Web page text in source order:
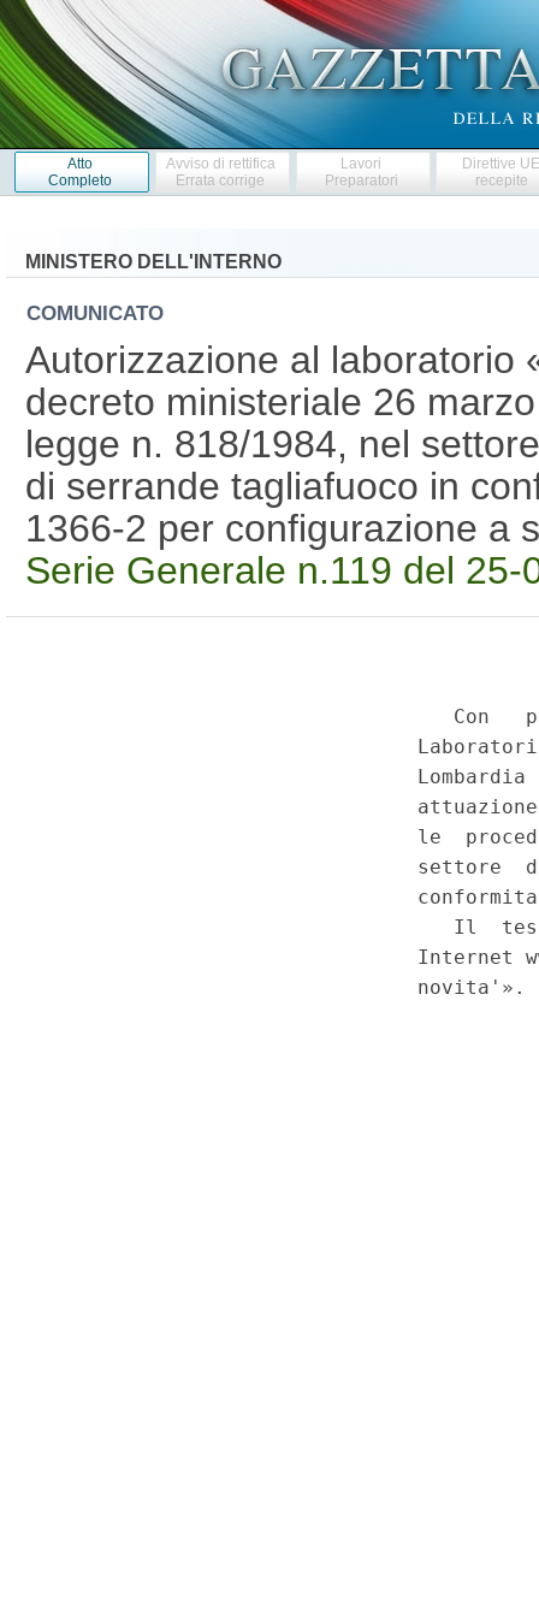
Atto
Completo
Avviso di rettifica
Errata corrige
Lavori
Preparatori
Direttive
recepite
MINISTERO DELL'INTERNO
COMUNICATO
Autorizzazione al laboratorio
decreto ministeriale 26
legge n. 818/1984, nel
di serrande tagliafuoco in
1366-2 per configurazione a
Serie Generale n.119 del 25-